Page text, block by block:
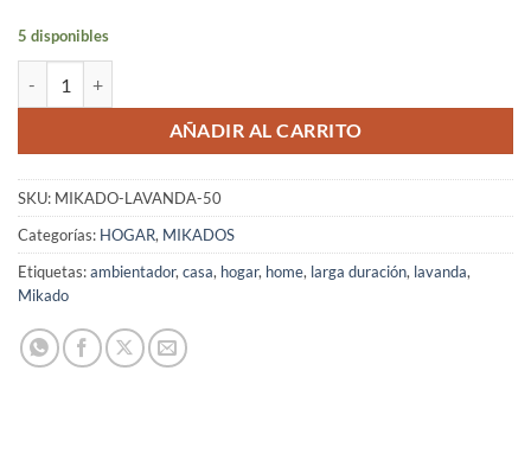
5 disponibles
AÑADIR AL CARRITO
SKU: MIKADO-LAVANDA-50
Categorías: HOGAR, MIKADOS
Etiquetas:ambientador, casa, hogar, home, larga duración, lavanda,
Mikado